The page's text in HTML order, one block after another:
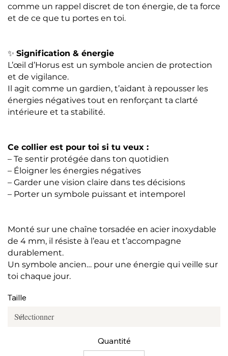
comme un rappel discret de ton énergie, de ta force
et de ce que tu portes en toi.
✨ Signification & énergie
L’œil d’Horus est un symbole ancien de protection
et de vigilance.
Il agit comme un gardien, t’aidant à repousser les
énergies négatives tout en renforçant ta clarté
intérieure et ta stabilité.
Ce collier est pour toi si tu veux :
– Te sentir protégée dans ton quotidien
– Éloigner les énergies négatives
– Garder une vision claire dans tes décisions
– Porter un symbole puissant et intemporel
Monté sur une chaîne torsadée en acier inoxydable
de 4 mm, il résiste à l’eau et t’accompagne
durablement.
Un symbole ancien… pour une énergie qui veille sur
toi chaque jour.
Taille
Quantité